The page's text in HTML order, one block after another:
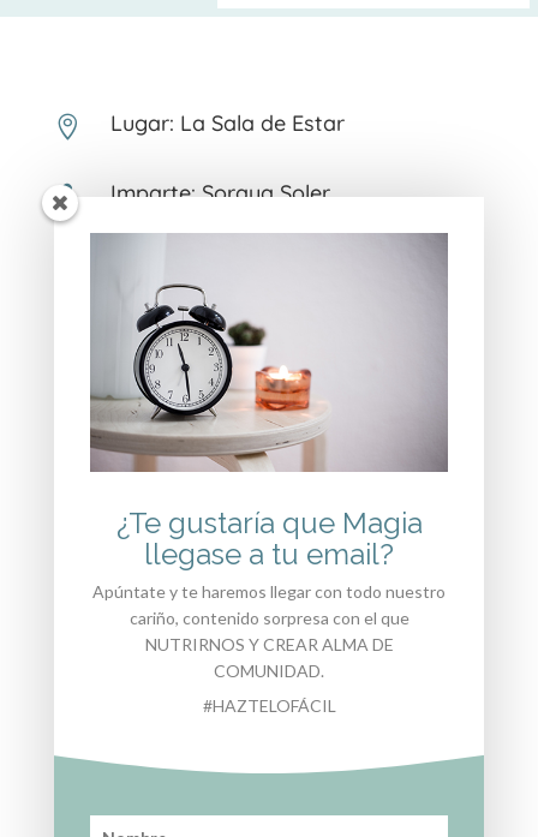
 Lugar: La Sala de Estar
 Imparte: Soraya Soler
43 euros/mes
Esta empresa es beneficiaria por Generalitat
Innovación y Comercio, de una subvención por
¿Te gustaría que Magia
llegase a tu email?
Apúntate y te haremos llegar con todo nuestro
cariño, contenido sorpresa con el que
NUTRIRNOS Y CREAR ALMA DE
COMUNIDAD.
#HAZTELOFÁCIL